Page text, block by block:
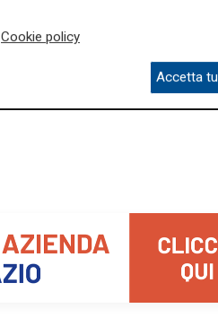
Cookie policy
Accetta